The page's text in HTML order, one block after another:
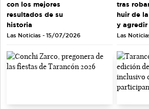
con los mejores
resultados de su
historia
Las Noticias - 15/07/2026
tras
huir de
y agredir
Las